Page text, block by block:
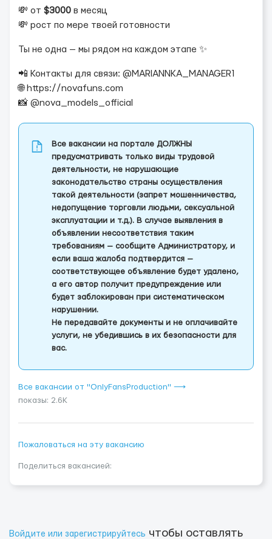
💸 от $3000 в месяц
💸 рост по мере твоей готовности
Ты не одна — мы рядом на каждом этапе ✨
📲 Контакты для связи: @MARIANNKA_MANAGER1
🌐 https://novafuns.com
📸 @nova_models_official
Все вакансии на портале ДОЛЖНЫ
предусматривать только виды трудовой
деятельности, не нарушающие
законодательство страны осуществления
такой деятельности (запрет мошенничества,
недопущение торговли людьми, сексуальной
эксплуатации и т.д.). В случае выявления в
объявлении несоответствия таким
требованиям — сообщите Администратору, и
если ваша жалоба подтвердится —
соответствующее объявление будет удалено,
а его автор получит предупреждение или
будет заблокирован при систематическом
нарушении.
Не передавайте документы и не оплачивайте
услуги, не убедившись в их безопасности для
вас.
Все вакансии от "OnlyFansProduction" ⟶
показы: 2.6K
Пожаловаться на эту вакансию
Поделиться вакансией:
Войдите или зарегистрируйтесь чтобы оставлять